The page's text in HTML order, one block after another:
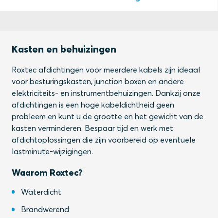
Kasten en behuizingen
Roxtec afdichtingen voor meerdere kabels zijn ideaal
voor besturingskasten, junction boxen en andere
elektriciteits- en instrumentbehuizingen. Dankzij onze
afdichtingen is een hoge kabeldichtheid geen
probleem en kunt u de grootte en het gewicht van de
kasten verminderen. Bespaar tijd en werk met
afdichtoplossingen die zijn voorbereid op eventuele
lastminute-wijzigingen.
Waarom Roxtec?
Waterdicht
Brandwerend